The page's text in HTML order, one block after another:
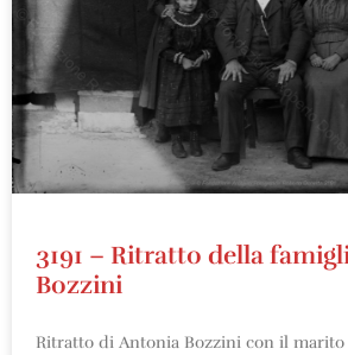
3191 – Ritratto della
Bozzini
Ritratto di Antonia Bozzini con il